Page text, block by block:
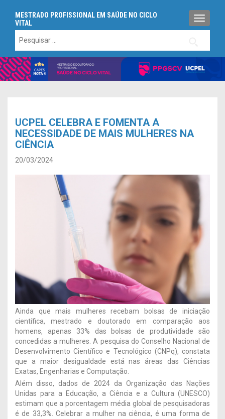
MESTRADO PROFISSIONAL EM SAÚDE NO CICLO
VITAL
por:
UCPEL CELEBRA E FOMENTA A
NECESSIDADE DE MAIS MULHERES NA
CIÊNCIA
20/03/2024
Ainda que mais mulheres recebam bolsas de iniciação
científica, mestrado e doutorado em comparação aos
homens, apenas 33% das bolsas de produtividade são
concedidas a mulheres. A pesquisa do Conselho Nacional de
Desenvolvimento Científico e Tecnológico (CNPq), constata
que a maior desigualdade está nas áreas das Ciências
Exatas, Engenharias e Computação.
Além disso, dados de 2024 da Organização das Nações
Unidas para a Educação, a Ciência e a Cultura (UNESCO)
estimam que a porcentagem média global de pesquisadoras
é de 33,3%. Celebrar a mulher na ciência, é uma forma de